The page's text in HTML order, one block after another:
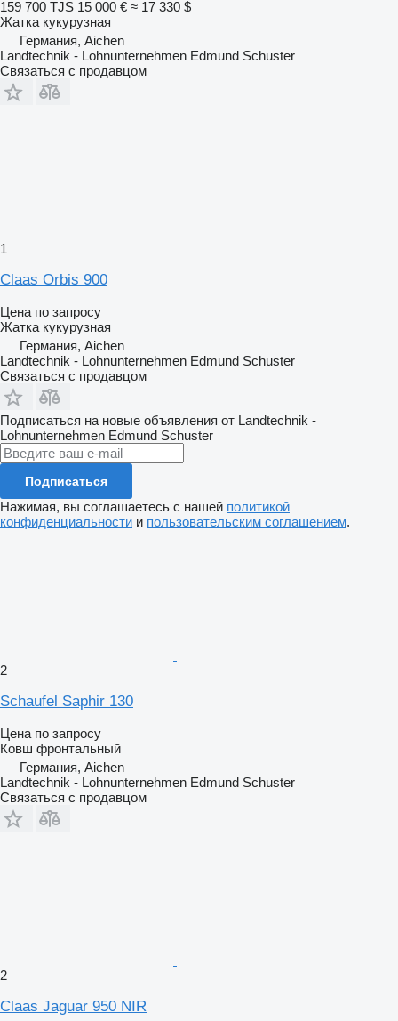
159 700 TJS 15 000 € ≈ 17 330 $
Жатка кукурузная
Германия, Aichen
Landtechnik - Lohnunternehmen Edmund Schuster
Связаться с продавцом
1
Claas Orbis 900
Цена по запросу
Жатка кукурузная
Германия, Aichen
Landtechnik - Lohnunternehmen Edmund Schuster
Связаться с продавцом
Подписаться на новые объявления от Landtechnik -
Lohnunternehmen Edmund Schuster
Подписаться
Нажимая, вы соглашаетесь с нашей политикой
конфиденциальности и пользовательским соглашением.
2
Schaufel Saphir 130
Цена по запросу
Ковш фронтальный
Германия, Aichen
Landtechnik - Lohnunternehmen Edmund Schuster
Связаться с продавцом
2
Claas Jaguar 950 NIR